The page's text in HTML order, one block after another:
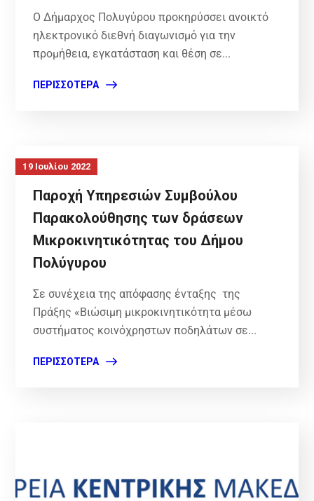
Ο Δήμαρχος Πολυγύρου προκηρύσσει ανοικτό
ηλεκτρονικό διεθνή διαγωνισμό για την
προμήθεια, εγκατάσταση και θέση σε...
ΠΕΡΙΣΣΌΤΕΡΑ
19 Ιουλίου 2022
Παροχή Υπηρεσιών Συμβούλου
Παρακολούθησης των δράσεων
Μικροκινητικότητας του Δήμου
Πολύγυρου
Σε συνέχεια της απόφασης ένταξης της
Πράξης «Βιώσιμη μικροκινητικότητα μέσω
συστήματος κοινόχρηστων ποδηλάτων σε...
ΠΕΡΙΣΣΌΤΕΡΑ